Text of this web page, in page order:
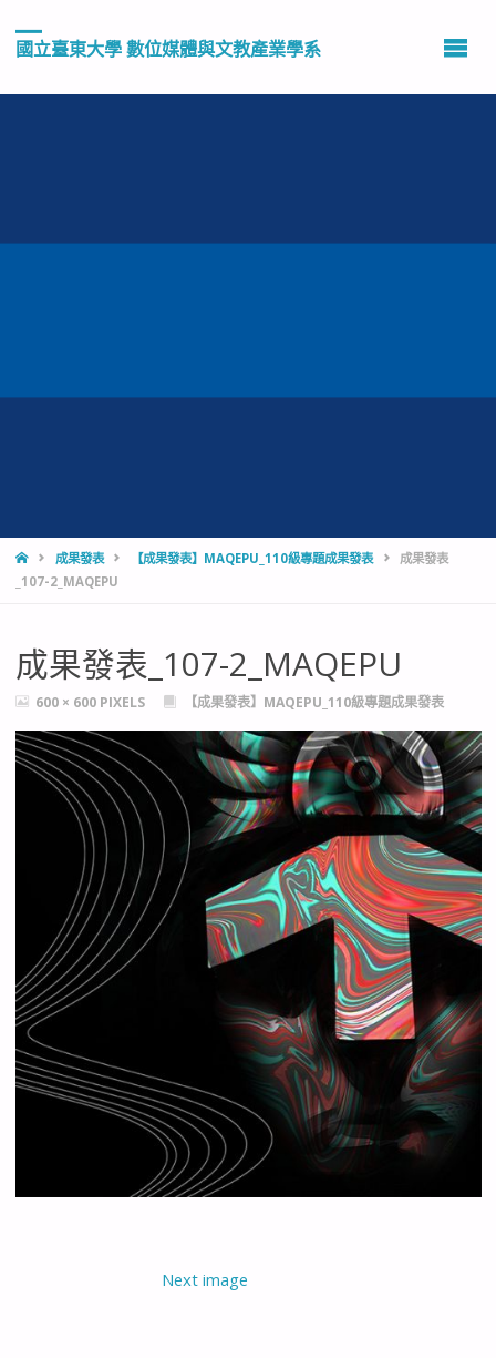
國立臺東大學 數位媒體與文教產業學系
HOME成果發表 【成果發表】MAQEPU_110級專題成果發表
成果發表
_107-2_MAQEPU
成果發表_107-2_MAQEPU
FULL600 × 600 PIXELS 【成果發表】MAQEPU_110級專題成果發表
Next image